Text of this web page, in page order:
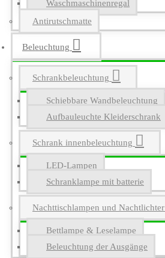
Waschmaschinenregal
Antirutschmatte
Beleuchtung
Schrankbeleuchtung
Schiebbare Wandbeleuchtung
Aufbauleuchte Kleiderschrank
Schrank innenbeleuchtung
LED-Lampen
Schranklampe mit batterie
Nachttischlampen und Nachtlichter
Bettlampe & Leselampe
Beleuchtung der Ausgänge